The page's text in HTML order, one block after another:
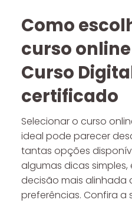
Como
curso online
Curso
certificado
Selecionar o curso
ideal pode parecer
tantas opções
algumas dicas
decisão mais alinhada
preferências. Confira a